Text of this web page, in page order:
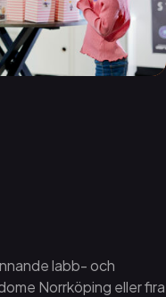
labb- och
Norrköping eller fira